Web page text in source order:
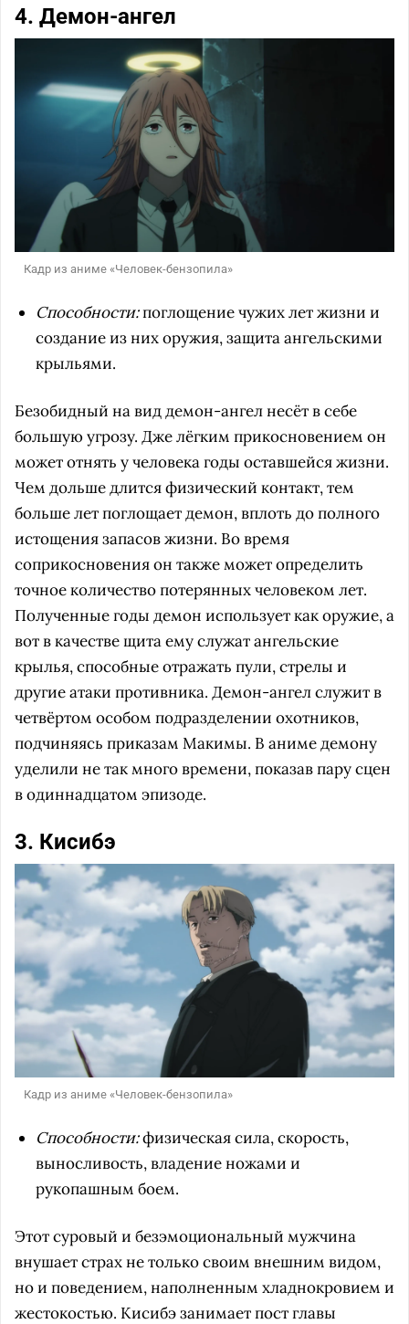
4. Демон-ангел
Кадр из аниме «Человек-бензопила»
Способности:поглощение чужих лет жизни и
создание из них оружия, защита ангельскими
крыльями.
Безобидный на вид демон-ангел несёт в себе
большую угрозу. Дже лёгким прикосновением он
может отнять у человека годы оставшейся жизни.
Чем дольше длится физический контакт, тем
больше лет поглощает демон, вплоть до полного
истощения запасов жизни. Во время
соприкосновения он также может определить
точное количество потерянных человеком лет.
Полученные годы демон использует как оружие, а
вот в качестве щита ему служат ангельские
крылья, способные отражать пули, стрелы и
другие атаки противника. Демон-ангел служит в
четвёртом особом подразделении охотников,
подчиняясь приказам Макимы. В аниме демону
уделили не так много времени, показав пару сцен
в одиннадцатом эпизоде.
3. Кисибэ
Кадр из аниме «Человек-бензопила»
Способности:физическая сила, скорость,
выносливость, владение ножами и
рукопашным боем.
Этот суровый и безэмоциональный мужчина
внушает страх не только своим внешним видом,
но и поведением, наполненным хладнокровием и
жестокостью. Кисибэ занимает пост главы